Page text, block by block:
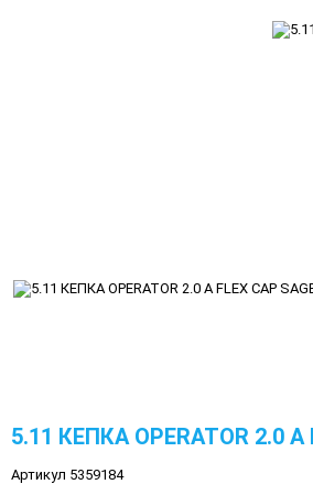
5.11 КЕПКА OPERATOR 2.0 A
Артикул 5359184